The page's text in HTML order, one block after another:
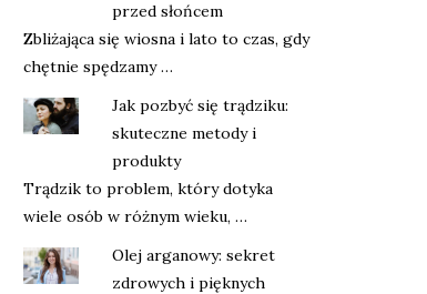
przed słońcem
Zbliżająca się wiosna i lato to czas, gdy
chętnie spędzamy …
Jak pozbyć się trądziku:
skuteczne metody i
produkty
Trądzik to problem, który dotyka
wiele osób w różnym wieku, …
Olej arganowy: sekret
zdrowych i pięknych